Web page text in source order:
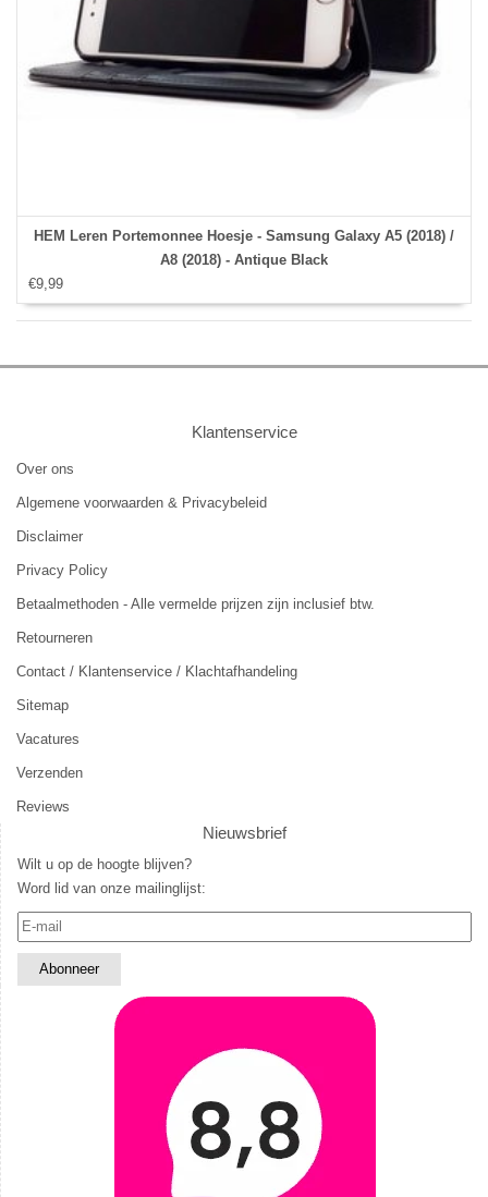
HEM Leren Portemonnee Hoesje - Samsung Galaxy A5 (2018) /
A8 (2018) - Antique Black
€9,99
Klantenservice
Over ons
Algemene voorwaarden & Privacybeleid
Disclaimer
Privacy Policy
Betaalmethoden - Alle vermelde prijzen zijn inclusief btw.
Retourneren
Contact / Klantenservice / Klachtafhandeling
Sitemap
Vacatures
Verzenden
Reviews
Nieuwsbrief
Wilt u op de hoogte blijven?
Word lid van onze mailinglijst: